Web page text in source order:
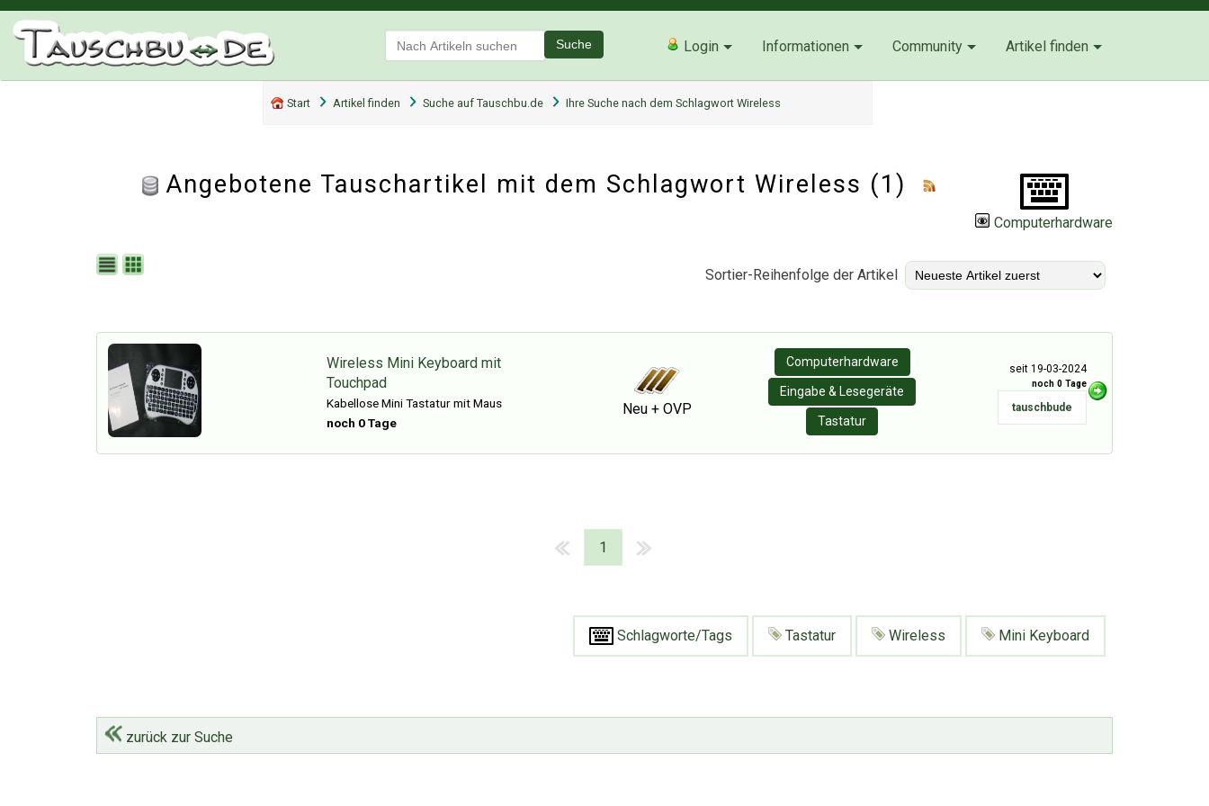
Suche Login Informationen Community Artikel finden
Start Artikel finden Suche auf Tauschbu.de Ihre Suche nach dem Schlagwort Wireless
Computerhardware
Angebotene Tauschartikel mit dem Schlagwort Wireless (1)
Sortier-Reihenfolge der Artikel
Wireless Mini Keyboard mit
Touchpad
Kabellose Mini Tastatur mit Maus
noch 0 Tage
Neu + OVP
Computerhardware
Eingabe & Lesegeräte
Tastatur
seit 19-03-2024
noch 0 Tage
tauschbude
1
Schlagworte/Tags Tastatur Wireless Mini Keyboard
zurück zur Suche